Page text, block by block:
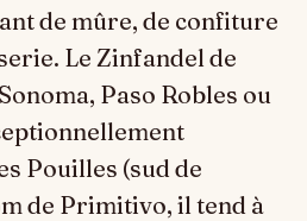
de mûre, de confiture
Le Zinfandel de
Paso Robles ou
Pouilles (sud de
de Primitivo, il tend à